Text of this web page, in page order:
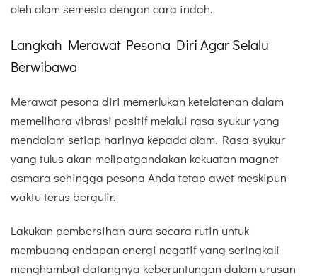
oleh alam semesta dengan cara indah.
Langkah Merawat Pesona Diri Agar Selalu
Berwibawa
Merawat pesona diri memerlukan ketelatenan dalam
memelihara vibrasi positif melalui rasa syukur yang
mendalam setiap harinya kepada alam. Rasa syukur
yang tulus akan melipatgandakan kekuatan magnet
asmara sehingga pesona Anda tetap awet meskipun
waktu terus bergulir.
Lakukan pembersihan aura secara rutin untuk
membuang endapan energi negatif yang seringkali
menghambat datangnya keberuntungan dalam urusan